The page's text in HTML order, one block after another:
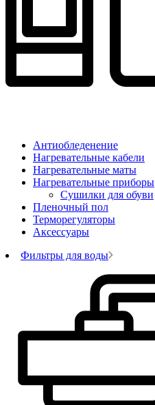
Антиобледенение
Нагревательные кабели
Нагревательные маты
Нагревательные приборы
Сушилки для обуви
Пленочный пол
Терморегуляторы
Аксессуары
Фильтры для воды